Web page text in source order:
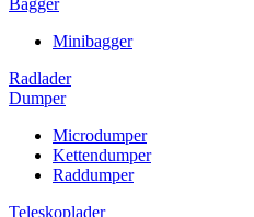
Bagger
Minibagger
Radlader
Dumper
Microdumper
Kettendumper
Raddumper
Teleskoplader